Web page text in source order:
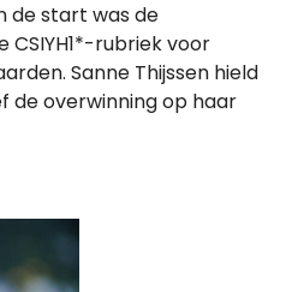
de start was de
rubriek voor
Sanne Thijssen hield
de overwinning op haar